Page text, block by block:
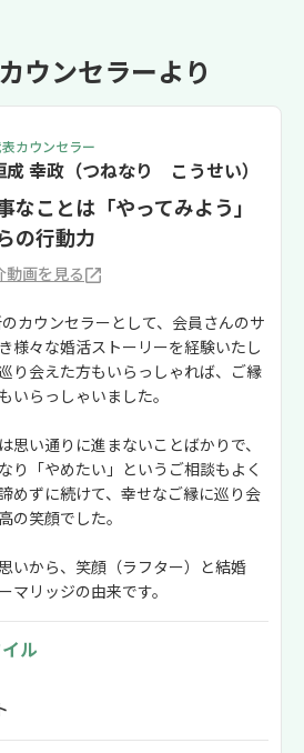
ウンセラーより
カウンセラー
成 幸政（つねなり こうせい）
なことは「やってみよう」
の行動力
動画を見る
カウンセラーとして、会員さんのサ
様々な婚活ストーリーを経験いたし
り会えた方もいらっしゃれば、ご縁
いらっしゃいました。
思い通りに進まないことばかりで、
り「やめたい」というご相談もよく
めずに続けて、幸せなご縁に巡り会
の笑顔でした。
いから、笑顔（ラフター）と結婚
マリッジの由来です。
ル